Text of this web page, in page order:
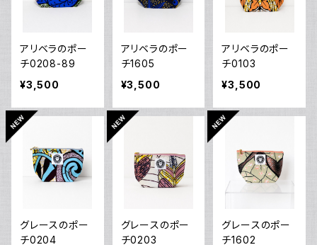
アリベラのポー
チ0208-89
¥3,500
アリベラのポー
チ1605
¥3,500
アリベラのポー
チ0103
¥3,500
グレースのポー
チ0204
グレースのポー
チ0203
グレースのポー
チ1602